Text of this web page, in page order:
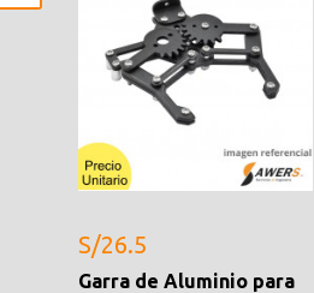
S/26.5
Garra de Aluminio para